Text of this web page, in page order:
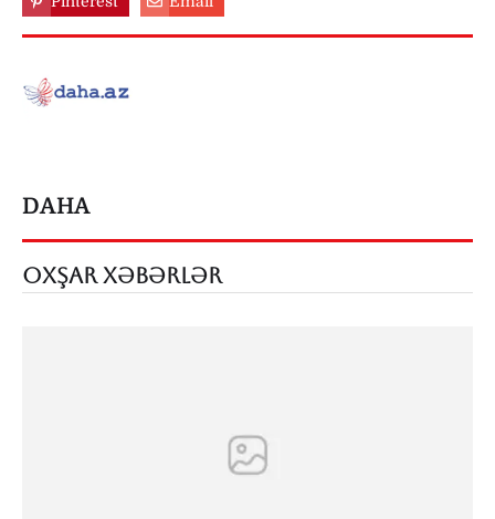
DAHA
OXŞAR XƏBƏRLƏR